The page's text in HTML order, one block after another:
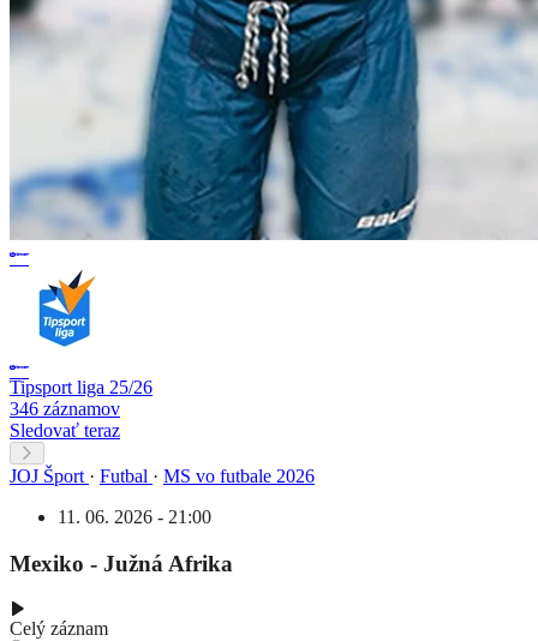
Tipsport liga 25/26
346 záznamov
Sledovať teraz
JOJ Šport · Futbal · MS vo futbale 2026
11. 06. 2026 - 21:00
Mexiko - Južná Afrika
Celý záznam